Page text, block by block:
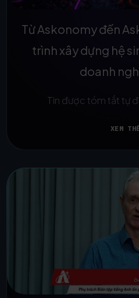
Từ Askonomy đến
trình xây dựng hệ
doanh
Tin được tóm tắt tự
XEM